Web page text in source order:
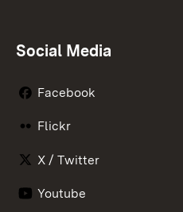
Social Media
Facebook
Flickr
X / Twitter
Youtube